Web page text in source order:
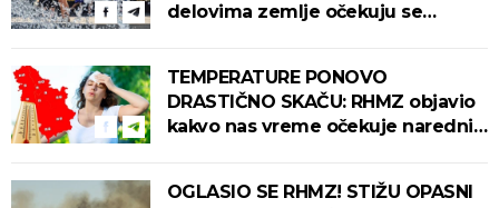
delovima zemlje očekuju se
TEMPERATURE PONOVO
DRASTIČNO SKAČU: RHMZ objavio
kakvo nas vreme očekuje narednih
OGLASIO SE RHMZ! STIŽU OPASNI